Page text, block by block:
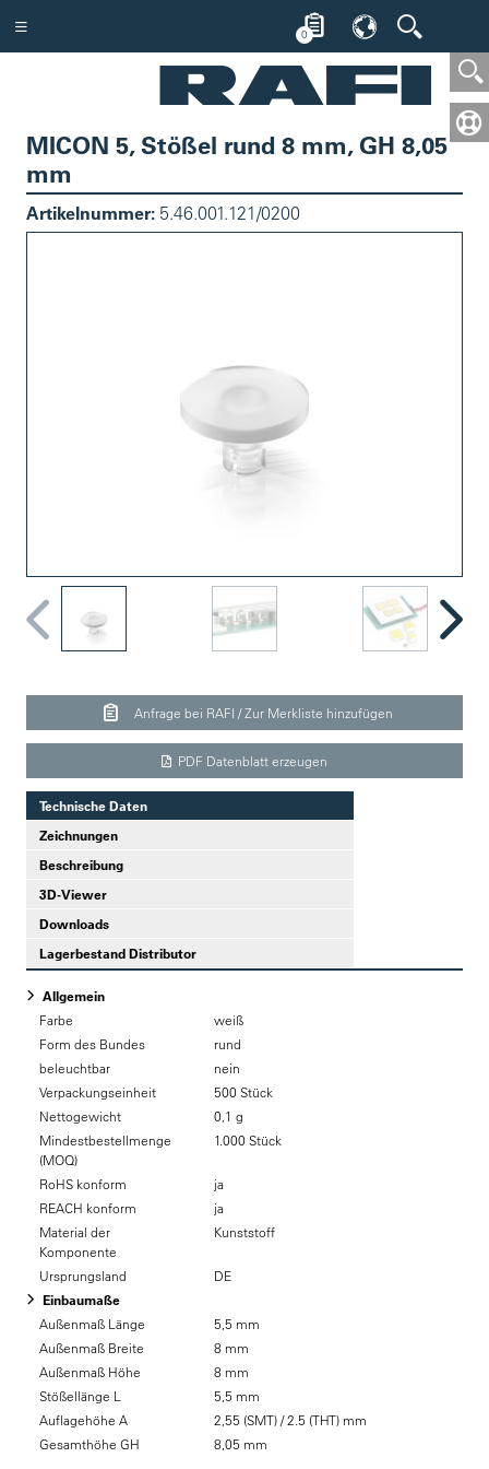
0
MICON 5, Stößel rund 8 mm, GH 8,05
mm
Artikelnummer: 5.46.001.121/0200
Anfrage bei RAFI / Zur Merkliste hinzufügen
PDF Datenblatt erzeugen
Technische Daten
Zeichnungen
Beschreibung
3D-Viewer
Downloads
Lagerbestand Distributor
Allgemein
Farbe
weiß
Form des Bundes
rund
beleuchtbar
nein
Verpackungseinheit
500 Stück
Nettogewicht
0,1 g
Mindestbestellmenge
(MOQ)
1.000 Stück
RoHS konform
ja
REACH konform
ja
Material der
Komponente
Kunststoff
Ursprungsland
DE
Einbaumaße
Außenmaß Länge
5,5 mm
Außenmaß Breite
8 mm
Außenmaß Höhe
8 mm
Stößellänge L
5,5 mm
Auflagehöhe A
2,55 (SMT) / 2.5 (THT) mm
Gesamthöhe GH
8,05 mm